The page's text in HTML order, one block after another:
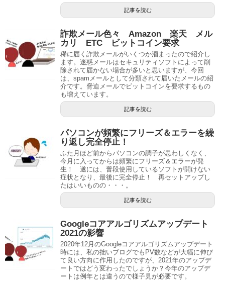
記事を読む
詐欺メール色々 Amazon 楽天 メル
カリ ETC ビットコイン要求
稀に届く詐欺メールがいくつか溜まったので紹介し
ます。迷惑メールはセキュリティソフトによって削
除されて届かない場合が多いと思いますが、今回
は、spamメールとして分類されて届いたメールの紹
介です。脅迫メールでビットコインを要求するもの
も増えています。
記事を読む
パソコンが頻繁にフリーズ＆エラーを繰
り返し完全停止！
ふた月ほど前からパソコンの調子が思わしくなく、
今月に入ってからは頻繁にフリーズ＆エラーが発
生！ 遂には、普段使用しているソフトが開けない
症状となり、最後に完全停止！ 再セットアップし
たはいいものの・・・。
記事を読む
Googleコアアルゴリズムアップデート
2021の影響
2020年12月のGoogleコアアルゴリズムアップデート
時には、私の拙いブログでもPV数などが大幅に伸び
て良い方向に作用したのですが、2021年のアップデ
ートではどう変わったでしょうか？今年のアップデ
ートは例年とは違うので様子見が必要です。